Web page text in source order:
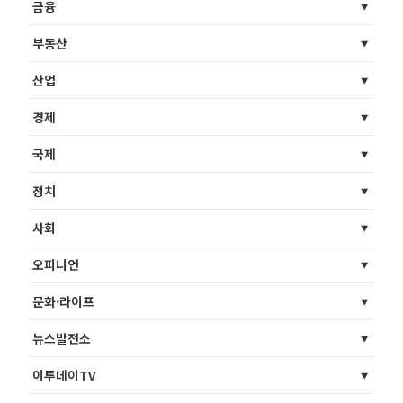
금융
부동산
산업
경제
국제
정치
사회
오피니언
문화·라이프
뉴스발전소
이투데이TV